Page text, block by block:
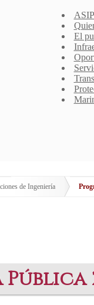
El
de Ingeniería